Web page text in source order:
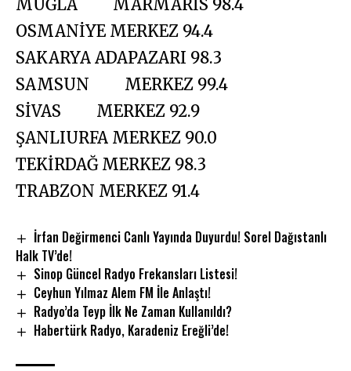
MUĞLA MARMARİS 98.4
OSMANİYE MERKEZ 94.4
SAKARYA ADAPAZARI 98.3
SAMSUN MERKEZ 99.4
SİVAS MERKEZ 92.9
ŞANLIURFA MERKEZ 90.0
TEKİRDAĞ MERKEZ 98.3
TRABZON MERKEZ 91.4
İrfan Değirmenci Canlı Yayında Duyurdu! Sorel Dağıstanlı
Halk TV’de!
Sinop Güncel Radyo Frekansları Listesi!
Ceyhun Yılmaz Alem FM İle Anlaştı!
Radyo’da Teyp İlk Ne Zaman Kullanıldı?
Habertürk Radyo, Karadeniz Ereğli’de!